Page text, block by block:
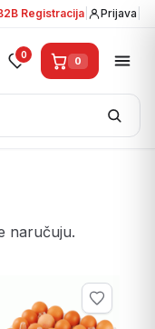
Registracija Prijava
0 0
naručuju.